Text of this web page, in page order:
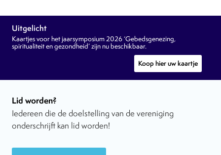
Uitgelicht
Kaartjes voor het jaarsymposium 2026 ‘Gebedsgenezing,
spiritualiteit en gezondheid’ zijn nu beschikbaar.
Koop hier uw kaartje
Lid worden?
Iedereen die de doelstelling van de vereniging
onderschrijft kan lid worden!